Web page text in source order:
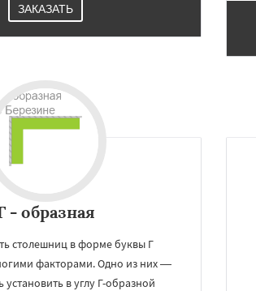
ЗАКАЗАТЬ
- образная
столешниц в форме буквы Г
факторами. Одно из них —
установить в углу Г-образной
на обработку персональных данных